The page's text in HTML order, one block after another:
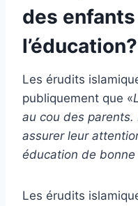
des
l’éducation?
Les érudits
publiquement que «
au cou des parents.
assurer leur
éducation de
Les érudits